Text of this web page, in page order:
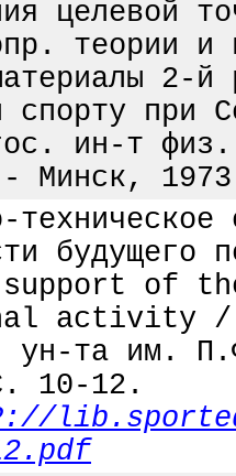
целевой
теории и
2-
спорту при
ин-т
- Минск,
техническое
будущего
of
activity
ун-та им.
10-12.